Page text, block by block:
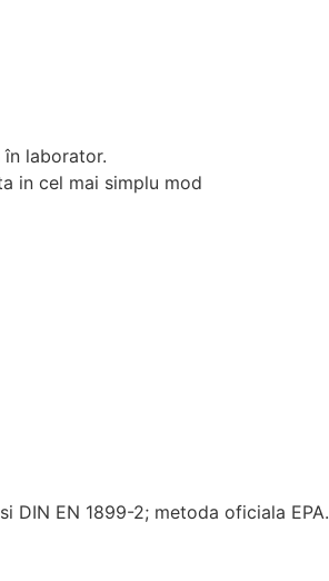
în laborator.
in cel mai simplu mod
DIN EN 1899-2; metoda oficiala EPA.